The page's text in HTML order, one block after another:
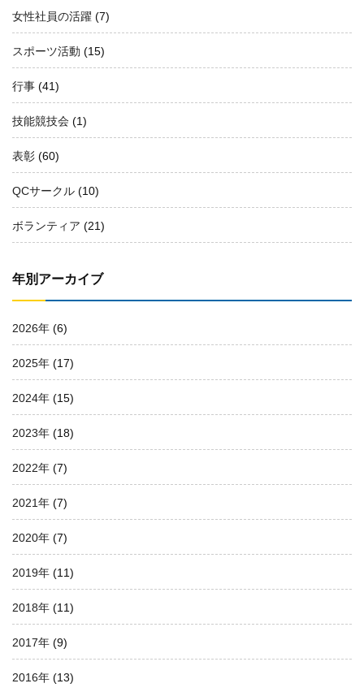
女性社員の活躍 (7)
スポーツ活動 (15)
行事 (41)
技能競技会 (1)
表彰 (60)
QCサークル (10)
ボランティア (21)
年別アーカイブ
2026年 (6)
2025年 (17)
2024年 (15)
2023年 (18)
2022年 (7)
2021年 (7)
2020年 (7)
2019年 (11)
2018年 (11)
2017年 (9)
2016年 (13)